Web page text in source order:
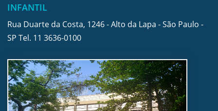
INFANTIL
Rua Duarte da Costa, 1246 - Alto da Lapa - São Paulo -
SP Tel. 11 3636-0100